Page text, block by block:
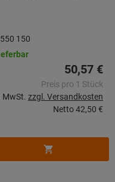
150
50,57 €
Preis pro 1 Stück
MwSt. zzgl. Versandkosten
Netto42,50 €